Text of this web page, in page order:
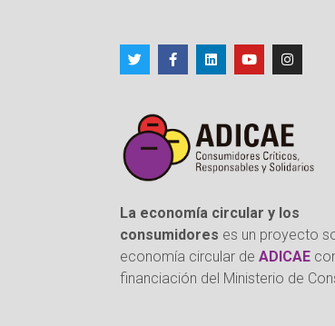
La economía circular y los
consumidores es un proyecto
economía circular de ADICAE
financiación del Ministerio de